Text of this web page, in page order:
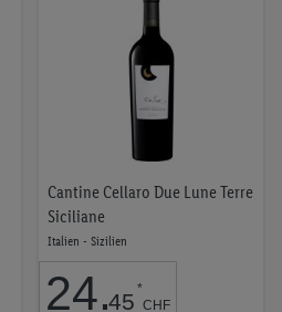
Merkliste
Cantine Cellaro Due Lune Terre
Siciliane
Italien - Sizilien
24.45 *
CHF